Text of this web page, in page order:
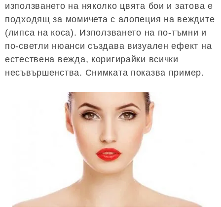
използването на няколко цвята бои и затова е
подходящ за момичета с алопеция на веждите
(липса на коса). Използването на по-тъмни и
по-светли нюанси създава визуален ефект на
естествена вежда, коригирайки всички
несъвършенства. Снимката показва пример.